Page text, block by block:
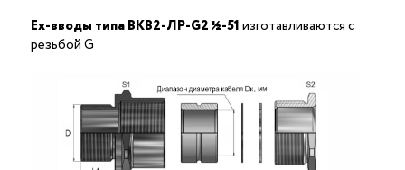
Ex-вводы типа ВКВ2-ЛР-G2 ½-51изготавливаются с
резьбой G